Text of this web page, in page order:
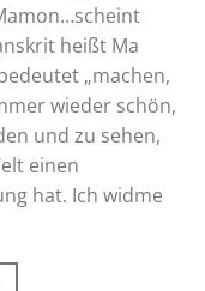
heißt Ma
„machen,
wieder schön,
und zu sehen,
einen
hat. Ich widme